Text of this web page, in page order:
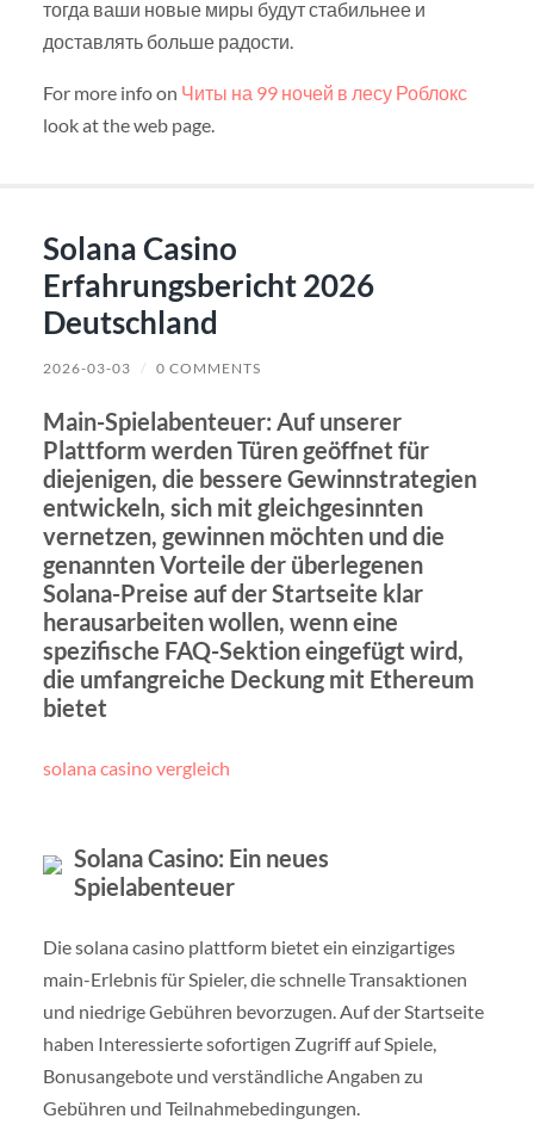
тогда ваши новые миры будут стабильнее и
доставлять больше радости.
For more info on Читы на 99 ночей в лесу Роблокс
look at the web page.
Solana Casino
Erfahrungsbericht 2026
Deutschland
2026-03-03 / 0 COMMENTS
Main-Spielabenteuer: Auf unserer
Plattform werden Türen geöffnet für
diejenigen, die bessere Gewinnstrategien
entwickeln, sich mit gleichgesinnten
vernetzen, gewinnen möchten und die
genannten Vorteile der überlegenen
Solana-Preise auf der Startseite klar
herausarbeiten wollen, wenn eine
spezifische FAQ-Sektion eingefügt wird,
die umfangreiche Deckung mit Ethereum
bietet
solana casino vergleich
Solana Casino: Ein neues
Spielabenteuer
Die solana casino plattform bietet ein einzigartiges
main-Erlebnis für Spieler, die schnelle Transaktionen
und niedrige Gebühren bevorzugen. Auf der Startseite
haben Interessierte sofortigen Zugriff auf Spiele,
Bonusangebote und verständliche Angaben zu
Gebühren und Teilnahmebedingungen.